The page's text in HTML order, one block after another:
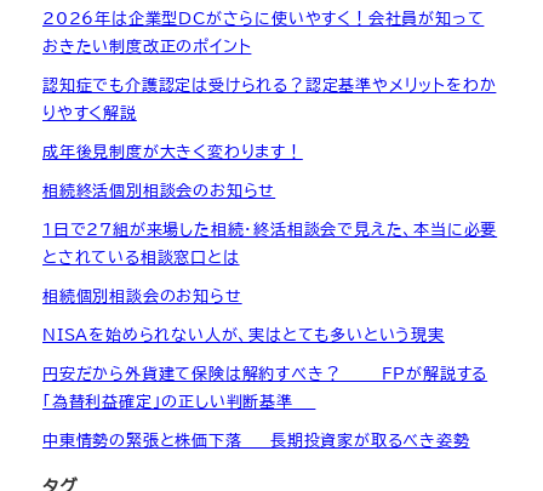
2026年は企業型DCがさらに使いやすく！会社員が知って
おきたい制度改正のポイント
認知症でも介護認定は受けられる？認定基準やメリットをわか
りやすく解説
成年後見制度が大きく変わります！
相続終活個別相談会のお知らせ
1日で27組が来場した相続・終活相談会で見えた、本当に必要
とされている相談窓口とは
相続個別相談会のお知らせ
NISAを始められない人が、実はとても多いという現実
円安だから外貨建て保険は解約すべき？ ― FPが解説する
「為替利益確定」の正しい判断基準 ―
中東情勢の緊張と株価下落 ― 長期投資家が取るべき姿勢
タグ